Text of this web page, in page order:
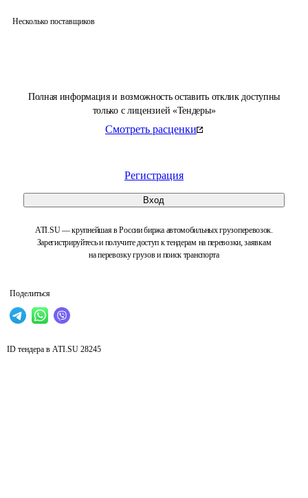
Полная информация и возможность оставить отклик доступны
только с лицензией «Тендеры»
Смотреть расценки
Регистрация
Вход
ATI.SU — крупнейшая в России биржа автомобильных грузоперевозок.
Зарегистрируйтесь и получите доступ к тендерам на перевозки, заявкам
на перевозку грузов и поиск транспорта
Поделиться
Несколько поставщиков
ID тендера в ATI.SU 28245